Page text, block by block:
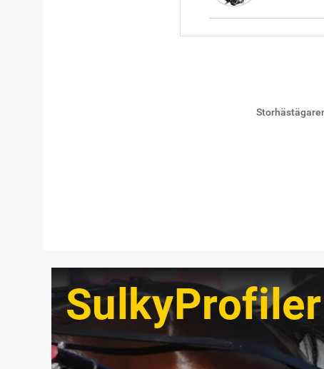
SulkyProfiler